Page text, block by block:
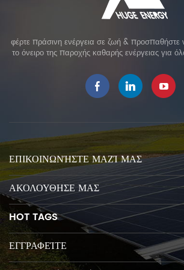
φέρτε πράσινη ενέργεια σε ζωή & προσπαθήστε
το όνειρο της παροχής καθαρής ενέργειας για
ΕΠΙΚΟΙΝΩΝΉΣΤΕ ΜΑΖΊ ΜΑΣ
ΑΚΟΛΟΥΘΗΣΕ ΜΑΣ
HOT TAGS
ΕΓΓΡΑΦΕΊΤΕ